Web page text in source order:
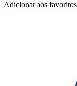
Adicionar aos favoritos